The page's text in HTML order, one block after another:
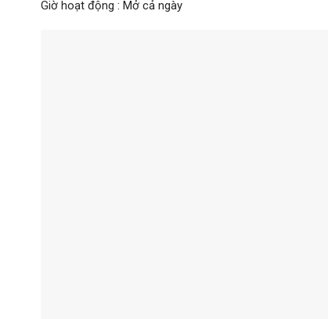
Giờ hoạt động : Mở cả ngày